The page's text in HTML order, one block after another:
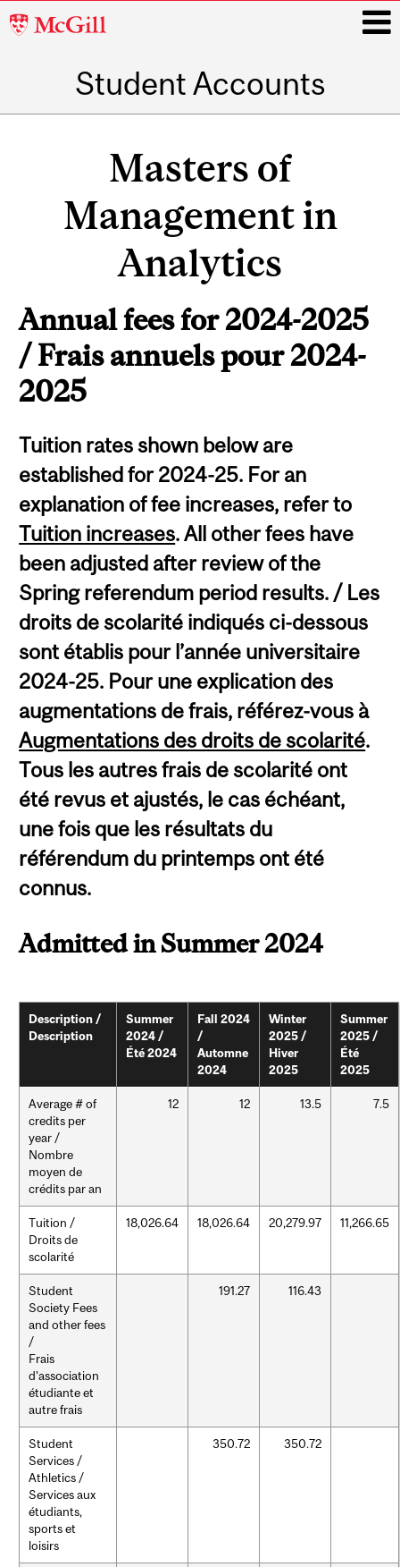
McGill
Student Accounts
Masters of
Management in
Analytics
Annual fees for 2024-2025
/ Frais annuels pour 2024-
2025
Tuition rates shown below are
established for 2024-25. For an
explanation of fee increases, refer to
Tuition increases. All other fees have
been adjusted after review of the
Spring referendum period results. / Les
droits de scolarité indiqués ci-dessous
sont établis pour l’année universitaire
2024-25. Pour une explication des
augmentations de frais, référez-vous à
Augmentations des droits de scolarité.
Tous les autres frais de scolarité ont
été revus et ajustés, le cas échéant,
une fois que les résultats du
référendum du printemps ont été
connus.
Admitted in Summer 2024
Description /
Description
Summer
2024 /
Été 2024
Fall 2024
/
Automne
2024
Winter
2025 /
Hiver
2025
Summer
2025 /
Été
2025
Average # of
credits per
year /
Nombre
moyen de
crédits par an
12 12 13.5 7.5
Tuition /
Droits de
scolarité
18,026.64 18,026.64 20,279.97 11,266.65
Student
Society Fees
and other fees
/
Frais
d’association
étudiante et
autre frais
191.27 116.43
Student
Services /
Athletics /
Services aux
étudiants,
sports et
loisirs
350.72 350.72